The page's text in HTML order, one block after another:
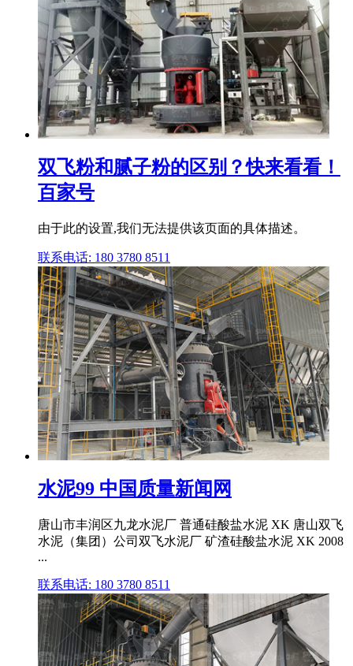
双飞粉和腻子粉的区别？快来看看！
百家号
由于此的设置,我们无法提供该页面的具体描述。
联系电话: 180 3780 8511
水泥99 中国质量新闻网
唐山市丰润区九龙水泥厂 普通硅酸盐水泥 XK 唐山双飞
水泥（集团）公司双飞水泥厂 矿渣硅酸盐水泥 XK 2008
...
联系电话: 180 3780 8511